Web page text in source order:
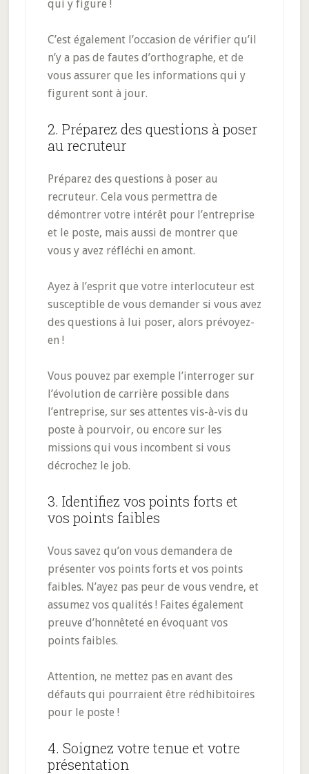
qui y figure !
C’est également l’occasion de vérifier qu’il
n’y a pas de fautes d’orthographe, et de
vous assurer que les informations qui y
figurent sont à jour.
2. Préparez des questions à poser
au recruteur
Préparez des questions à poser au
recruteur. Cela vous permettra de
démontrer votre intérêt pour l’entreprise
et le poste, mais aussi de montrer que
vous y avez réfléchi en amont.
Ayez à l’esprit que votre interlocuteur est
susceptible de vous demander si vous avez
des questions à lui poser, alors prévoyez-
en !
Vous pouvez par exemple l’interroger sur
l’évolution de carrière possible dans
l’entreprise, sur ses attentes vis-à-vis du
poste à pourvoir, ou encore sur les
missions qui vous incombent si vous
décrochez le job.
3. Identifiez vos points forts et
vos points faibles
Vous savez qu’on vous demandera de
présenter vos points forts et vos points
faibles. N’ayez pas peur de vous vendre, et
assumez vos qualités ! Faites également
preuve d’honnêteté en évoquant vos
points faibles.
Attention, ne mettez pas en avant des
défauts qui pourraient être rédhibitoires
pour le poste !
4. Soignez votre tenue et votre
présentation